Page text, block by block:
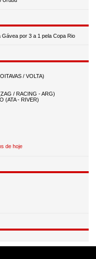
por 3 a 1 pela Copa Rio
de hoje